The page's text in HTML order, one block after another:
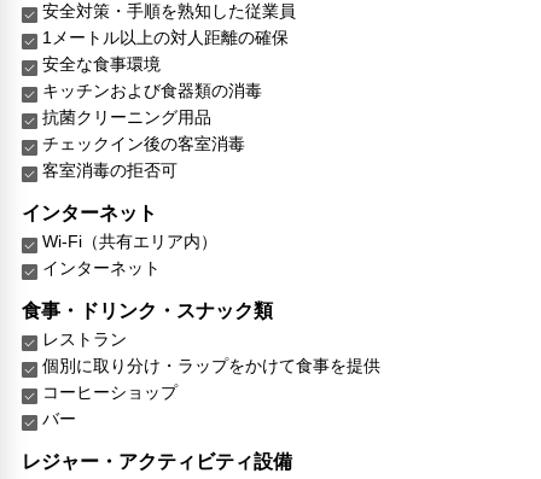
安全対策・手順を熟知した従業員
1メートル以上の対人距離の確保
安全な食事環境
キッチンおよび食器類の消毒
抗菌クリーニング用品
チェックイン後の客室消毒
客室消毒の拒否可
インターネット
Wi-Fi（共有エリア内）
インターネット
食事・ドリンク・スナック類
レストラン
個別に取り分け・ラップをかけて食事を提供
コーヒーショップ
バー
レジャー・アクティビティ設備